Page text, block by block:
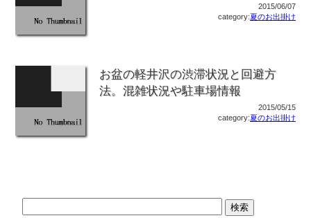
2015/06/07
category:夏のお出掛け
お盆の軽井沢の渋滞状況と回避方
法。混雑状況や駐車場情報
2015/05/15
category:夏のお出掛け